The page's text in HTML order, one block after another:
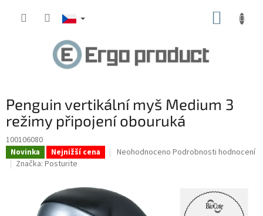
Penguin vertikální myš Medium 3
režimy připojení obouruká
100106080
Novinka Nejnižší cena
Průměrné
0,0
Neohodnoceno Podrobnosti hodnocení
Značka: Posturite